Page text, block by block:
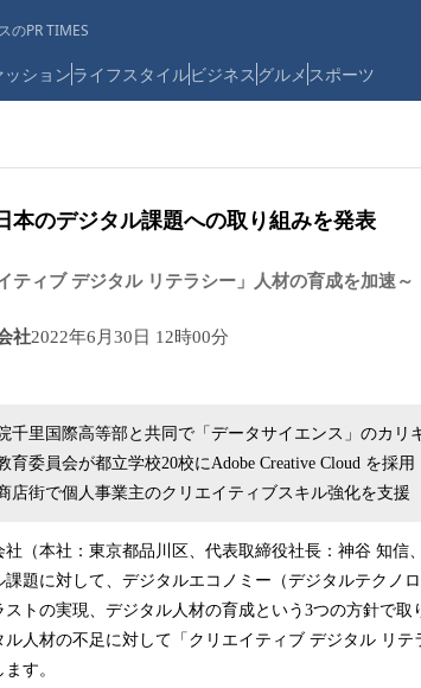
のPR TIMES
ッションライフスタイルビジネス グルメ スポーツ
本のデジタル課題への取り組みを発表
ティブ デジタル リテラシー」人材の育成を加速～
社2022年6月30日 12時00分
千里国際高等部と共同で「データサイエンス」のカリ
育委員会が都立学校20校にAdobe Creative Cloud を採用
店街で個人事業主のクリエイティブスキル強化を支援
社（本社：東京都品川区、代表取締役社長：神谷 知信
課題に対して、デジタルエコノミー（デジタルテクノ
ストの実現、デジタル人材の育成という3つの方針で
ル人材の不足に対して「クリエイティブ デジタル リ
す。